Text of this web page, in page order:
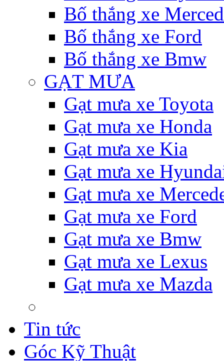
Bố thắng xe
Bố thắng xe Ford
Bố thắng xe Bmw
GẠT MƯA
Gạt mưa xe Toyota
Gạt mưa xe Honda
Gạt mưa xe Kia
Gạt mưa xe
Gạt mưa xe
Gạt mưa xe Ford
Gạt mưa xe Bmw
Gạt mưa xe Lexus
Gạt mưa xe Mazda
Tin tức
Góc Kỹ Thuật